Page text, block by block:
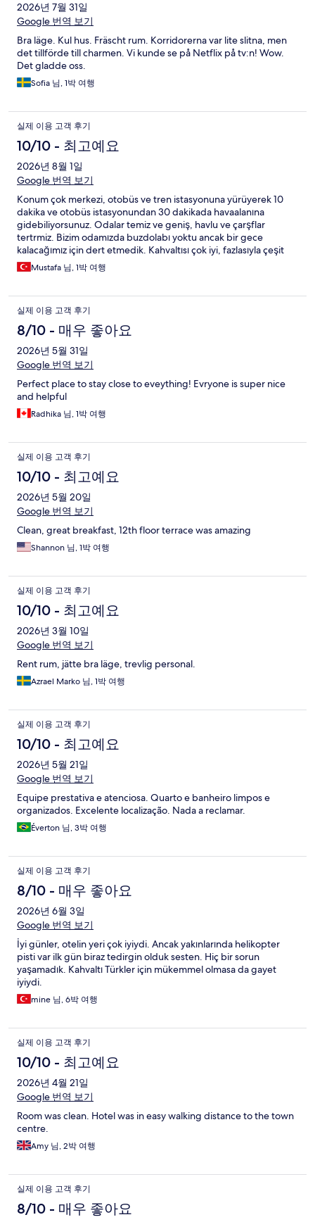
2026년 7월 31일
Google 번역 보기
Bra läge. Kul hus. Fräscht rum. Korridorerna var lite slitna, men
det tillförde till charmen. Vi kunde se på Netflix på tv:n! Wow.
Det gladde oss.
Sofia 님, 1박 여행
실제 이용 고객 후기
10/10 - 최고예요
2026년 8월 1일
Google 번역 보기
Konum çok merkezi, otobüs ve tren istasyonuna yürüyerek 10
dakika ve otobüs istasyonundan 30 dakikada havaalanına
gidebiliyorsunuz. Odalar temiz ve geniş, havlu ve çarşflar
tertrmiz. Bizim odamızda buzdolabı yoktu ancak bir gece
kalacağımız için dert etmedik. Kahvaltısı çok iyi, fazlasıyla çeşit
var ve tıka basa doyarsınız. Turistik bölgelere yürüyerek 10
dakikada ulaşabilirsiniz. Çalışanlar güleryüzlü ve yardımsever.
rahatlığıyla yapabilirsiniz.
Mustafa 님, 1박 여행
실제 이용 고객 후기
8/10 - 매우 좋아요
2026년 5월 31일
Google 번역 보기
Perfect place to stay close to eveything! Evryone is super nice
and helpful
Radhika 님, 1박 여행
실제 이용 고객 후기
10/10 - 최고예요
2026년 5월 20일
Google 번역 보기
Clean, great breakfast, 12th floor terrace was amazing
Shannon 님, 1박 여행
실제 이용 고객 후기
10/10 - 최고예요
2026년 3월 10일
Google 번역 보기
Rent rum, jätte bra läge, trevlig personal.
Azrael Marko 님, 1박 여행
실제 이용 고객 후기
10/10 - 최고예요
2026년 5월 21일
Google 번역 보기
Equipe prestativa e atenciosa. Quarto e banheiro limpos e
organizados. Excelente localização. Nada a reclamar.
Éverton 님, 3박 여행
실제 이용 고객 후기
8/10 - 매우 좋아요
2026년 6월 3일
Google 번역 보기
İyi günler, otelin yeri çok iyiydi. Ancak yakınlarında helikopter
pisti var ilk gün biraz tedirgin olduk sesten. Hiç bir sorun
yaşamadık. Kahvaltı Türkler için mükemmel olmasa da gayet
iyiydi.
mine 님, 6박 여행
실제 이용 고객 후기
10/10 - 최고예요
2026년 4월 21일
Google 번역 보기
Room was clean. Hotel was in easy walking distance to the town
centre.
Amy 님, 2박 여행
실제 이용 고객 후기
8/10 - 매우 좋아요